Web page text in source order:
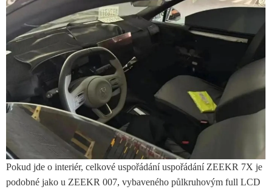
Pokud jde o interiér, celkové uspořádání uspořádání ZEEKR 7X je
podobné jako u ZEEKR 007, vybaveného půlkruhovým full LCD